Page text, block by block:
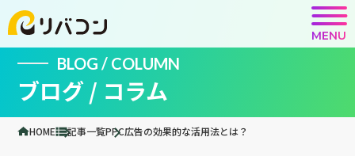
MENU
BLOG / COLUMN
ブログ / コラム
HOME 記事一覧PPC広告の効果的な活用法とは？